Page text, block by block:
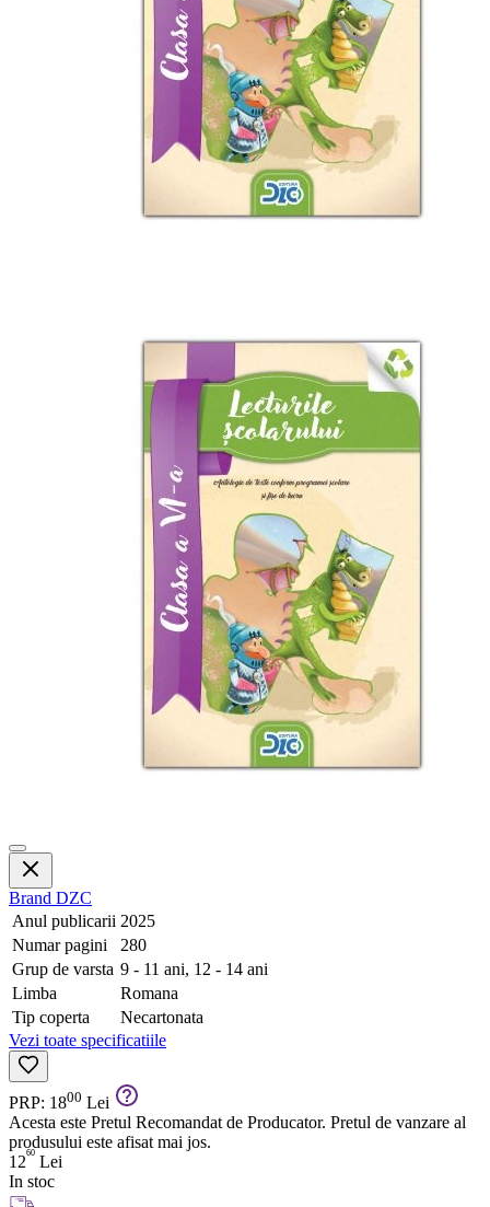
Brand DZC
Anul publicarii 2025
Numar pagini
280
Grup de varsta 9 - 11 ani, 12 - 14 ani
Limba
Romana
Tip coperta
Necartonata
Vezi toate specificatiile
PRP: 1800 Lei
Acesta este Pretul Recomandat de Producator. Pretul de vanzare al
produsului este afisat mai jos.
1260 Lei
In stoc